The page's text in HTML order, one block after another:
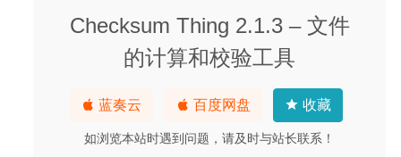
Checksum Thing 2.1.3 – 文件
的计算和校验工具
蓝奏云 百度网盘 收藏
如浏览本站时遇到问题，请及时与站长联系！
4K YouTube to MP3 3.12.0 – 在线音乐转换及下载器 2020-
Particulars 33 – Mac系统信息查看工具 2020-08-30
2020-09-19
Downie 4.0.16 中文版-视频网站视频下载工具 2020-07-08